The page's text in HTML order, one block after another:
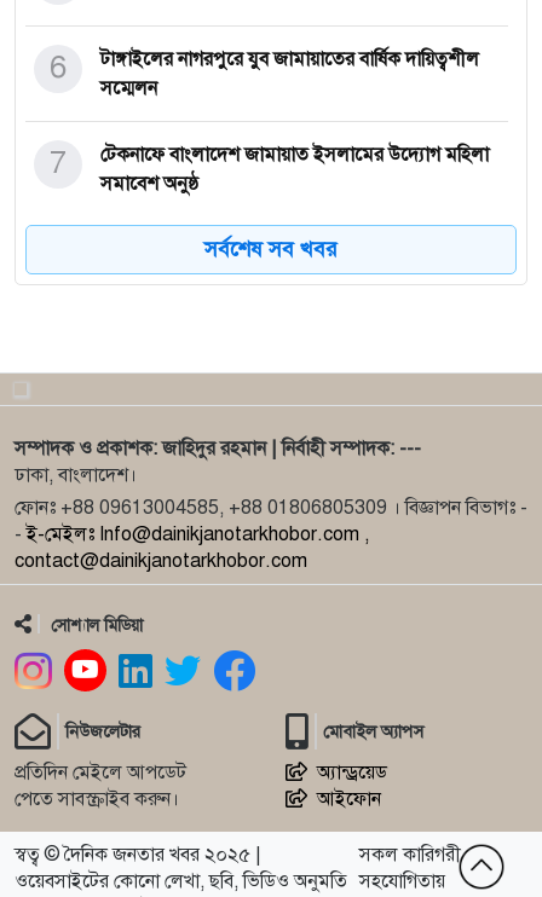
টাঙ্গাইলের নাগরপুরে যুব জামায়াতের বার্ষিক দায়িত্বশীল
সম্মেলন
6
টেকনাফে বাংলাদেশ জামায়াত ইসলামের উদ্যোগ মহিলা
সমাবেশ অনুষ্ঠ
7
সিরাজগন্জের কাজিপুরে কিশোর নিখোঁজ, দুই দিনে ও
মেলেনি সন্ধান
আইনশৃঙ্খলা কমিট
চুরির অভিযোগে ম্যাক্রো-বাস চালক নিহত
10
৪ নং শেখপুরা ইউনিয়ন বিএনপির উদ্যোগে দোয়া-মাহফিল
অনুষ্ঠিত
11
বিজয় দিবসে সিরাজদিখান রিপোর্টার্স ইউনিটির হাতে
সম্মাননা স্মা
12
ধানের শীষ নির্বাচিত হলে গণতন্ত্রের যাত্রা শুরু হবে: তারেক
13
সাংবাদিক শাওন আমিনের পরিবারকে নিয়ে ফেসবুকে মিথ্যা
অপপ্রচার
14
সর্বশেষ সব খবর
সম্পাদক ও প্রকাশক: জাহিদুর রহমান | নির্বাহী সম্পাদক: ---
ঢাকা, বাংলাদেশ।
ফোনঃ +88 09613004585, +88 01806805309 । বিজ্ঞাপন বিভাগঃ -
-ই-মেইলঃ Info@dainikjanotarkhobor.com ,
contact@dainikjanotarkhobor.com
সোশ্যাল মিডিয়া
নিউজলেটার
প্রতিদিন মেইলে আপডেট
পেতে সাবস্ক্রাইব করুন।
মোবাইল অ্যাপস
অ্যান্ড্রয়েড
আইফোন
স্বত্ব © দৈনিক জনতার খবর ২০২৫ |
ওয়েবসাইটের কোনো লেখা, ছবি, ভিডিও অনুমতি
সকল কারিগরী
সহযোগিতায়